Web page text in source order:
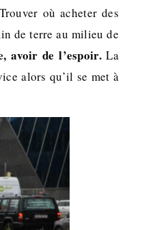
où acheter des
de terre au milieu de
avoir de l’espoir.La
alors qu’il se met à